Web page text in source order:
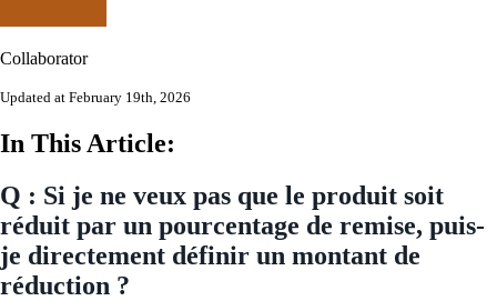
Collaborator
Updated at February 19th, 2026
In This Article:
Q : Si je ne veux pas que le produit soit
réduit par un pourcentage de remise, puis-
je directement définir un montant de
réduction ?